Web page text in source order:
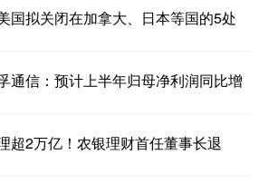
国拟关闭在加拿大、日本等国的5处
通信：预计上半年归母净利润同比增
超2万亿！农银理财首任董事长退